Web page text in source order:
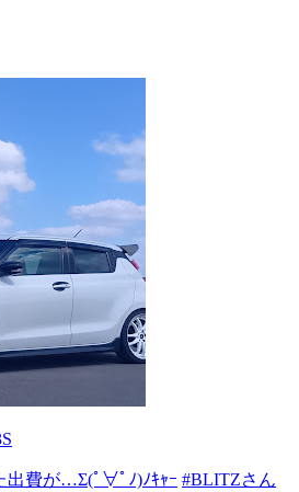
出費が…Σ(ﾟ∀ﾟﾉ)ﾉｷｬｰ #BLITZさん